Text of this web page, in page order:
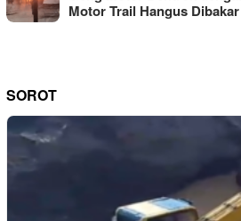
Motor Trail Hangus Dibakar
SOROT